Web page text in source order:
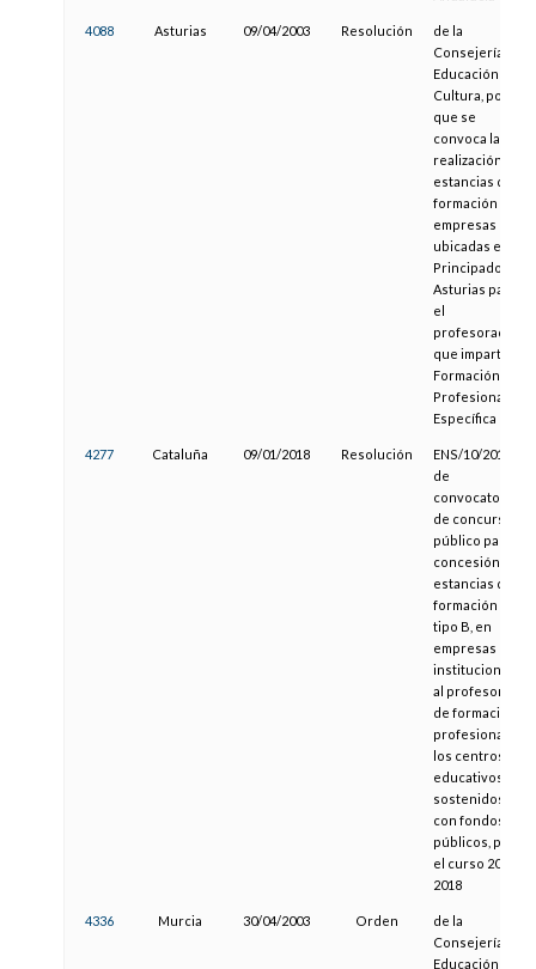
4088 Asturias 09/04/2003 Resolución
de la
Consejería de
Educación y
Cultura, por la
que se
convoca la
realización de
estancias de
formación en
empresas
ubicadas en el
Principado de
Asturias para
el
profesorado
que imparte
Formación
Profesional
Específica
4277 Cataluña 09/01/2018 Resolución
ENS/10/2018,
de
convocatoria
de concurso
público para la
concesión de
estancias de
formación de
tipo B, en
empresas e
instituciones,
al profesorado
de formación
profesional de
los centros
educativos
sostenidos
con fondos
públicos, para
el curso 2017-
2018
4336 Murcia 30/04/2003 Orden
de la
Consejería de
Educación y